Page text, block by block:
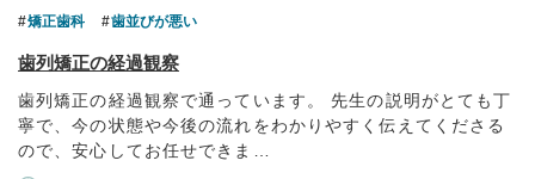
矯正歯科 歯並びが悪い
歯列矯正の経過観察
歯列矯正の経過観察で通っています。 先生の説明がとても丁
寧で、今の状態や今後の流れをわかりやすく伝えてくださる
ので、安心してお任せできま…